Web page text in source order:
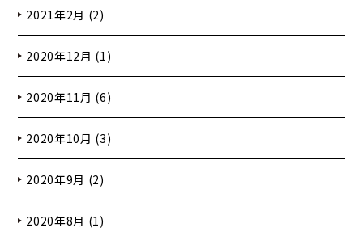
2021年2月 (2)
2020年12月 (1)
2020年11月 (6)
2020年10月 (3)
2020年9月 (2)
2020年8月 (1)